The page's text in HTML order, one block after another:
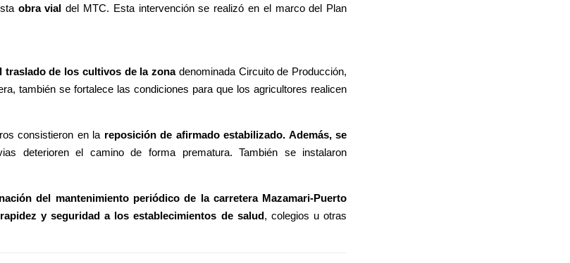
obra vial del MTC. Esta intervención se realizó en el marco del Plan
traslado de los cultivos de la zonadenominada Circuito de Producción,
también se fortalece las condiciones para que los agricultores realicen
consistieron en la reposición de afirmado estabilizado. Además, se
deterioren el camino de forma prematura. También se instalaron
del mantenimiento periódico de la carretera Mazamari-Puerto
y seguridad a los establecimientos de salud, colegios u otras